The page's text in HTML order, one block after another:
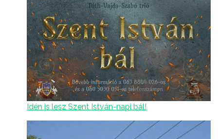
Idén is lesz Szent István-napi bál!